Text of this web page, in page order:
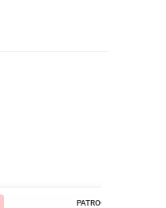
PATROCINADO